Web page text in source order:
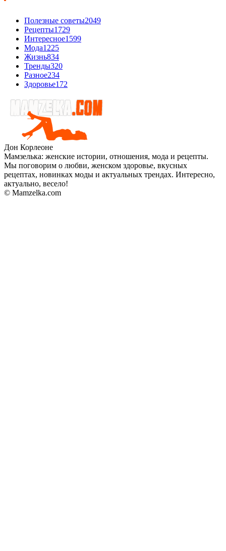
Полезные советы2049
Рецепты1729
Интересное1599
Мода1225
Жизнь834
Тренды320
Разное234
Здоровье172
Дон Корлеоне
Мамзелька: женские истории, отношения, мода и рецепты.
Мы поговорим о любви, женском здоровье, вкусных
рецептах, новинках моды и актуальных трендах. Интересно,
актуально, весело!
© Mamzelka.com